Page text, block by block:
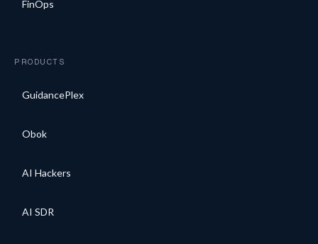
FinOps
PRODUCTS
GuidancePlex
Obok
AI Hackers
AI SDR